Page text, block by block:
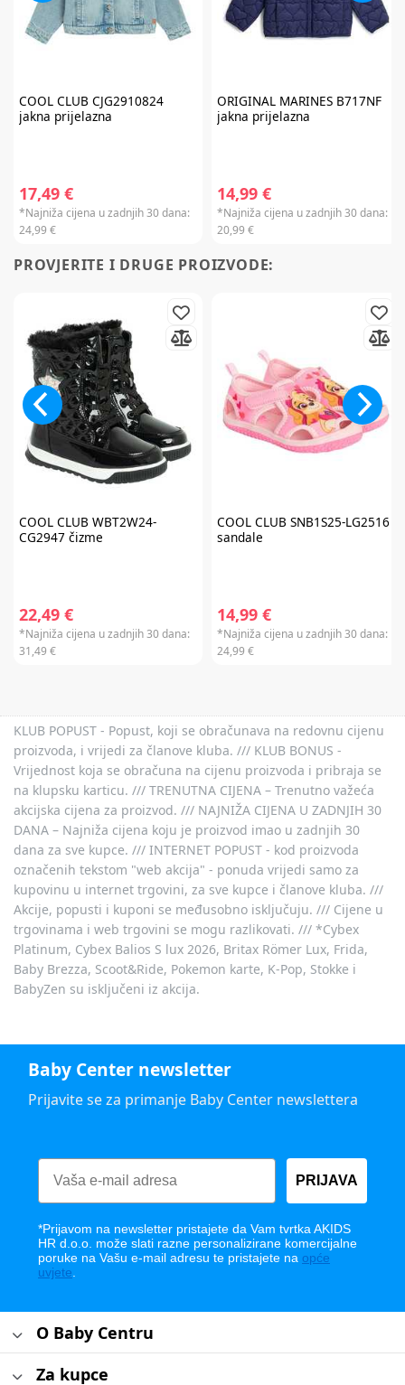
COOL CLUB CJG2910824
jakna prijelazna
17,49 €
*Najniža cijena u zadnjih 30 dana:
24,99 €
ORIGINAL MARINESB717NF
jakna prijelazna
14,99 €
*Najniža cijena u zadnjih 30 dana:
20,99 €
PROVJERITE I DRUGE PROIZVODE:
COOL CLUB WBT2W24-
CG2947 čizme
22,49 €
*Najniža cijena u zadnjih 30 dana:
31,49 €
COOL CLUB SNB1S25-LG2516
sandale
14,99 €
*Najniža cijena u zadnjih 30 dana:
24,99 €
KLUB POPUST - Popust, koji se obračunava na redovnu cijenu
proizvoda, i vrijedi za članove kluba. /// KLUB BONUS -
Vrijednost koja se obračuna na cijenu proizvoda i pribraja se
na klupsku karticu. /// TRENUTNA CIJENA – Trenutno važeća
akcijska cijena za proizvod. /// NAJNIŽA CIJENA U ZADNJIH 30
DANA – Najniža cijena koju je proizvod imao u zadnjih 30
dana za sve kupce. /// INTERNET POPUST - kod proizvoda
označenih tekstom "web akcija" - ponuda vrijedi samo za
kupovinu u internet trgovini, za sve kupce i članove kluba. ///
Akcije, popusti i kuponi se međusobno isključuju. /// Cijene u
trgovinama i web trgovini se mogu razlikovati. /// *Cybex
Platinum, Cybex Balios S lux 2026, Britax Römer Lux, Frida,
Baby Brezza, Scoot&Ride, Pokemon karte, K-Pop, Stokke i
BabyZen su isključeni iz akcija.
Baby Center newsletter
Prijavite se za primanje Baby Center newslettera
PRIJAVA
*Prijavom na newsletter pristajete da Vam tvrtka AKIDS
HR d.o.o. može slati razne personalizirane komercijalne
poruke na Vašu e-mail adresu te pristajete na opće
uvjete
O Baby Centru
Za kupce